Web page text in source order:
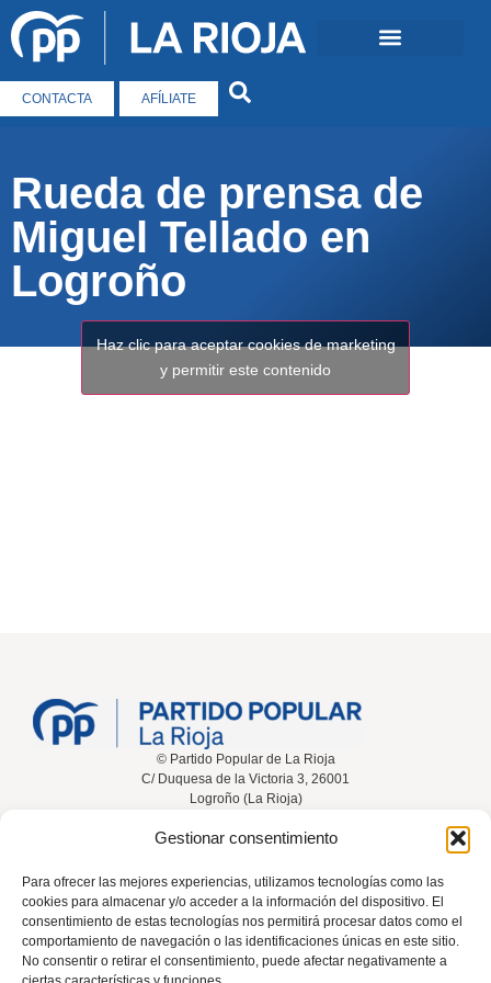
Gestionar consentimiento
Para ofrecer las mejores experiencias, utilizamos tecnologías como las
cookies para almacenar y/o acceder a la información del dispositivo. El
consentimiento de estas tecnologías nos permitirá procesar datos como el
comportamiento de navegación o las identificaciones únicas en este sitio.
No consentir o retirar el consentimiento, puede afectar negativamente a
CONTACTA AFÍLIATE
Rueda de prensa de
Miguel Tellado en
Logroño
Haz clic para aceptar cookies de marketing
y permitir este contenido
© Partido Popular de La Rioja
C/ Duquesa de la Victoria 3, 26001
Logroño (La Rioja)
Participa Contacta